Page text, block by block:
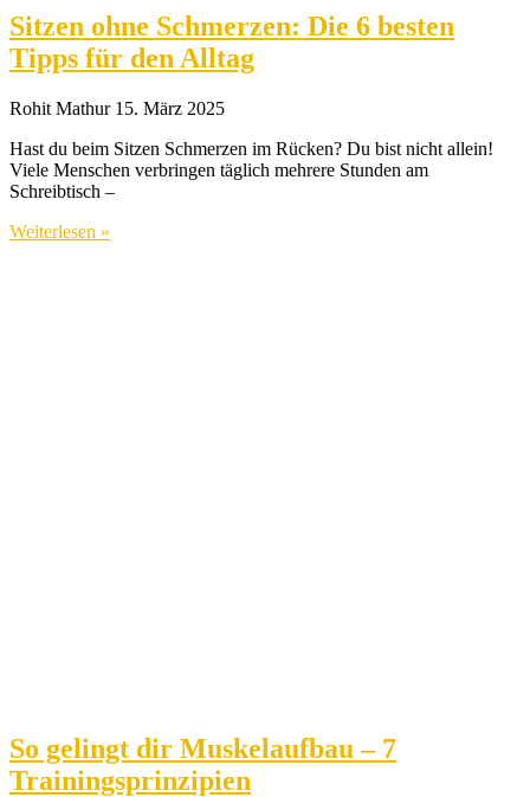
Sitzen ohne Schmerzen: Die 6 besten
Tipps für den Alltag
Rohit Mathur 15. März 2025
Hast du beim Sitzen Schmerzen im Rücken? Du bist nicht allein!
Viele Menschen verbringen täglich mehrere Stunden am
Schreibtisch –
Weiterlesen »
So gelingt dir Muskelaufbau – 7
Trainingsprinzipien